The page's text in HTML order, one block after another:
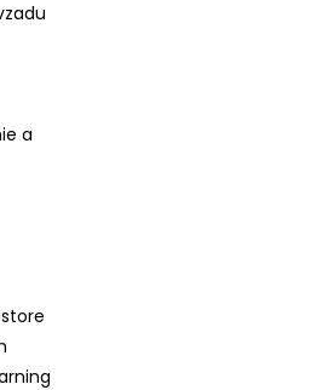
a